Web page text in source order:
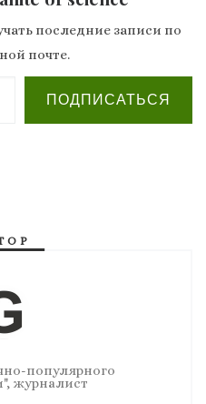
последние записи по
почте.
почты…
ПОДПИСАТЬСЯ
популярного
журналист